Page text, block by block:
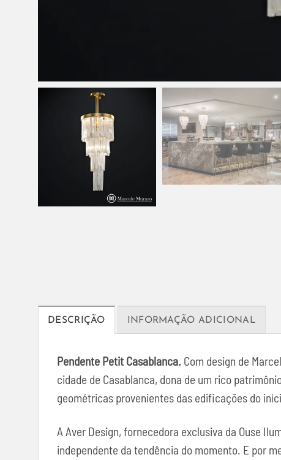
DESCRIÇÃO INFORMAÇÃO ADICIONAL
Pendente Petit Casablanca. Com design de
cidade de Casablanca, dona de um rico
geométricas provenientes das edificações do
A Aver Design, fornecedora exclusiva da Ouse
independente da tendência do momento. E por